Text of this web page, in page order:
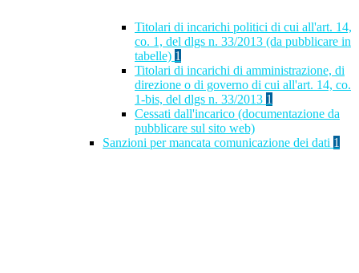
Titolari di incarichi politici di cui all'art. 14,
co. 1, del dlgs n. 33/2013 (da pubblicare in
tabelle) 1
Titolari di incarichi di amministrazione, di
direzione o di governo di cui all'art. 14, co.
1-bis, del dlgs n. 33/2013 1
Cessati dall'incarico (documentazione da
pubblicare sul sito web)
Sanzioni per mancata comunicazione dei dati 1